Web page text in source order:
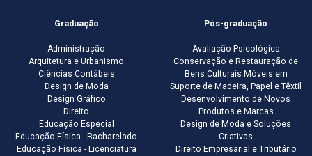
Graduação
Administração
Arquitetura e Urbanismo
Ciências Contábeis
Design de Moda
Design Gráfico
Direito
Educação Especial
Educação Física - Bacharelado
Educação Física - Licenciatura
Pós-graduação
Avaliação Psicológica
Conservação e Restauração de
Bens Culturais Móveis em
Suporte de Madeira, Papel e Têxtil
Desenvolvimento de Novos
Produtos e Marcas
Design de Moda e Soluções
Criativas
Direito Empresarial e Tributário